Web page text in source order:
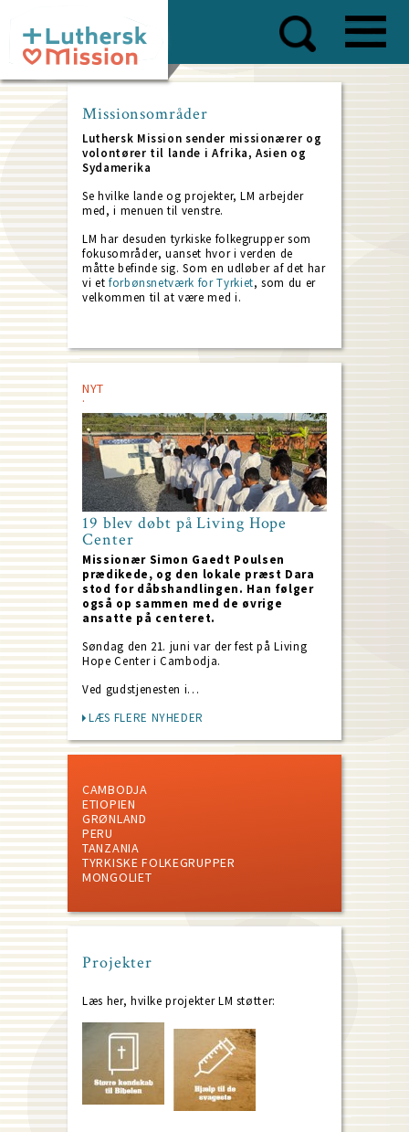
main
content
Missionsområder
Luthersk Mission sender missionærer og
volontører til lande i Afrika, Asien og
Sydamerika
Se hvilke lande og projekter, LM arbejder
med, i menuen til venstre.
LM har desuden tyrkiske folkegrupper som
fokusområder, uanset hvor i verden de
måtte befinde sig. Som en udløber af det har
vi et forbønsnetværk for Tyrkiet, som du er
velkommen til at være med i.
NYT
19 blev døbt på Living Hope
Center
Missionær Simon Gaedt Poulsen
prædikede, og den lokale præst Dara
stod for dåbshandlingen. Han følger
også op sammen med de øvrige
ansatte på centeret.
Søndag den 21. juni var der fest på Living
Hope Center i Cambodja.
Ved gudstjenesten i…
LÆS FLERE NYHEDER
CAMBODJA
ETIOPIEN
GRØNLAND
PERU
TANZANIA
TYRKISKE FOLKEGRUPPER
MONGOLIET
Projekter
Læs her, hvilke projekter LM støtter: